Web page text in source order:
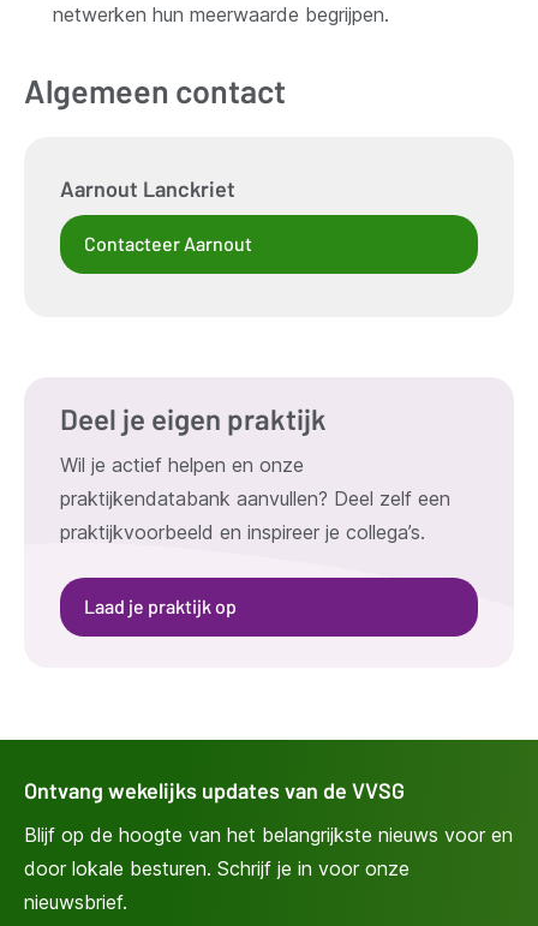
netwerken hun meerwaarde begrijpen.
Algemeen contact
Aarnout Lanckriet
Contacteer Aarnout
Deel je eigen praktijk
Wil je actief helpen en onze
praktijkendatabank aanvullen? Deel zelf een
praktijkvoorbeeld en inspireer je collega’s.
Laad je praktijk op
Ontvang wekelijks updates van de VVSG
Blijf op de hoogte van het belangrijkste nieuws voor en
door lokale besturen. Schrijf je in voor onze
nieuwsbrief.